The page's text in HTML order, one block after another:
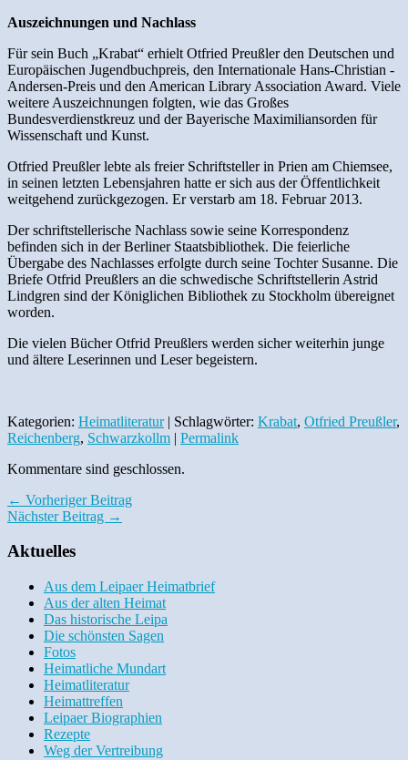
Auszeichnungen und Nachlass
Für sein Buch „Krabat“ erhielt Otfried Preußler den Deutschen und
Europäischen Jugendbuchpreis, den Internationale Hans-Christian -
Andersen-Preis und den American Library Association Award. Viele
weitere Auszeichnungen folgten, wie das Großes
Bundesverdienstkreuz und der Bayerische Maximiliansorden für
Wissenschaft und Kunst.
Otfried Preußler lebte als freier Schriftsteller in Prien am Chiemsee,
in seinen letzten Lebensjahren hatte er sich aus der Öffentlichkeit
weitgehend zurückgezogen. Er verstarb am 18. Februar 2013.
Der schriftstellerische Nachlass sowie seine Korrespondenz
befinden sich in der Berliner Staatsbibliothek. Die feierliche
Übergabe des Nachlasses erfolgte durch seine Tochter Susanne. Die
Briefe Otfrid Preußlers an die schwedische Schriftstellerin Astrid
Lindgren sind der Königlichen Bibliothek zu Stockholm übereignet
worden.
Die vielen Bücher Otfrid Preußlers werden sicher weiterhin junge
und ältere Leserinnen und Leser begeistern.
Kategorien: Heimatliteratur| Schlagwörter: Krabat, Otfried Preußler,
Reichenberg, Schwarzkollm | Permalink
Kommentare sind geschlossen.
← Vorheriger Beitrag
Nächster Beitrag →
Aktuelles
Aus dem Leipaer Heimatbrief
Aus der alten Heimat
Das historische Leipa
Die schönsten Sagen
Fotos
Heimatliche Mundart
Heimatliteratur
Heimattreffen
Leipaer Biographien
Rezepte
Weg der Vertreibung